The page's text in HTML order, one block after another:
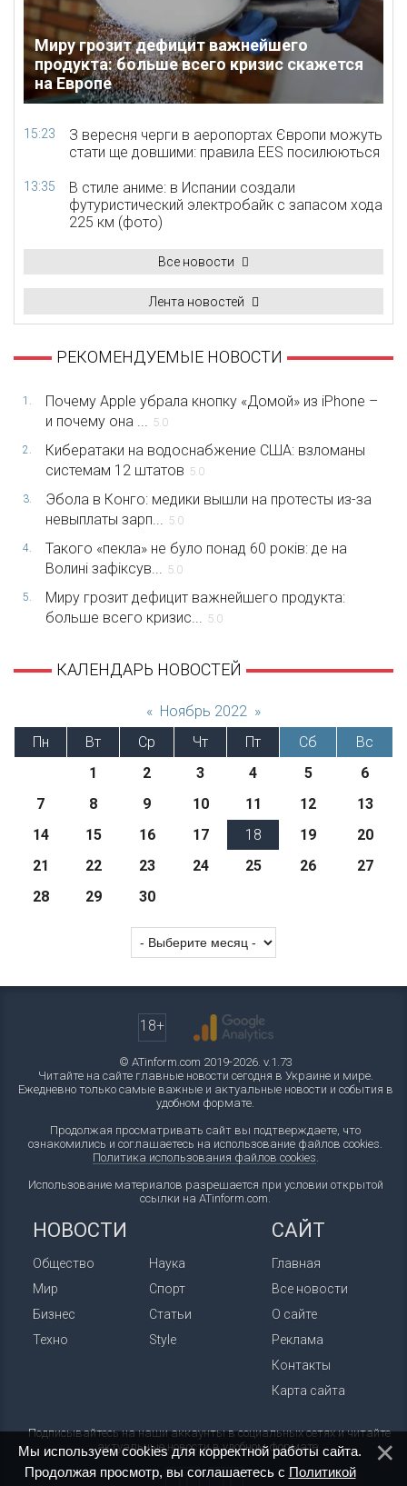
Миру грозит дефицит важнейшего
продукта: больше всего кризис скажется
на Европе
15:23
З вересня черги в аеропортах Європи можуть
стати ще довшими: правила EES посилюються
13:35
В стиле аниме: в Испании создали
футуристический электробайк с запасом хода
225 км (фото)
Все новости
Лента новостей
РЕКОМЕНДУЕМЫЕ НОВОСТИ
1.
Почему Apple убрала кнопку «Домой» из iPhone –
и почему она ... 5.0
2.
Кибератаки на водоснабжение США: взломаны
системам 12 штатов 5.0
3.
Эбола в Конго: медики вышли на протесты из-за
невыплаты зарп... 5.0
4.
Такого «пекла» не було понад 60 років: де на
Волині зафіксув... 5.0
5.
Миру грозит дефицит важнейшего продукта:
больше всего кризис... 5.0
КАЛЕНДАРЬ НОВОСТЕЙ
« Ноябрь 2022 »
Пн
Вт Ср Чт Пт Сб
Вс
1
2 3 4 5
6
7
8 9 10 11 12
13
14
15 16 17 18 19
20
21
22 23 24 25 26
27
28
29 30
18+
© ATinform.com 2019-2026. v.1.73
Читайте на сайте главные новости сегодня в Украине и мире.
Ежедневно только самые важные и актуальные новости и события в
удобном формате.
Продолжая просматривать сайт вы подтверждаете, что
ознакомились и соглашаетесь на использование файлов cookies.
Политика использования файлов cookies.
Использование материалов разрешается при условии открытой
ссылки на ATinform.com.
НОВОСТИ
Общество
Мир
Бизнес
Техно
Наука
Спорт
Статьи
Style
САЙТ
Главная
Все новости
О сайте
Реклама
Контакты
Карта сайта
Подписывайтесь на наши аккаунты в социальных сетях и читайте
актуальные новости в удобном формате.
Мы используем cookies для корректной работы сайта.
Продолжая просмотр, вы соглашаетесь с Политикой